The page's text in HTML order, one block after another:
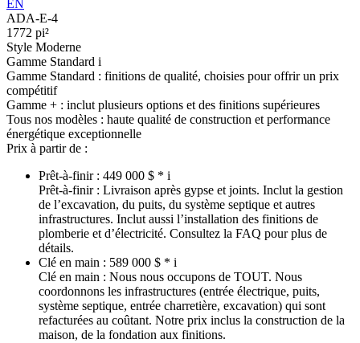
EN
ADA-E-4
1772 pi²
Style Moderne
Gamme Standard i
Gamme Standard : finitions de qualité, choisies pour offrir un prix
compétitif
Gamme + : inclut plusieurs options et des finitions supérieures
Tous nos modèles : haute qualité de construction et performance
énergétique exceptionnelle
Prix à partir de :
Prêt-à-finir : 449 000 $ * i
Prêt-à-finir : Livraison après gypse et joints. Inclut la gestion
de l’excavation, du puits, du système septique et autres
infrastructures. Inclut aussi l’installation des finitions de
plomberie et d’électricité. Consultez la FAQ pour plus de
détails.
Clé en main : 589 000 $ * i
Clé en main : Nous nous occupons de TOUT. Nous
coordonnons les infrastructures (entrée électrique, puits,
système septique, entrée charretière, excavation) qui sont
refacturées au coûtant. Notre prix inclus la construction de la
maison, de la fondation aux finitions.